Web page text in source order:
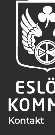
Kontakt